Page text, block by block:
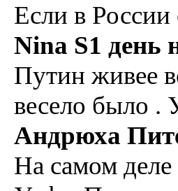
Если в
Nina S1 день
Путин живее
весело было .
Андрюха
На самом